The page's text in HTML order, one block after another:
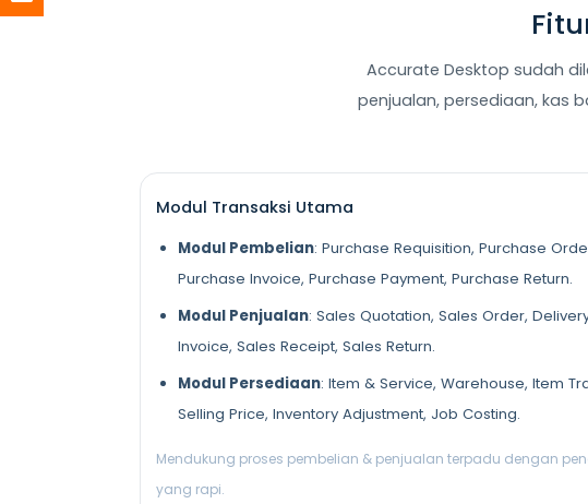
Accurate Desktop sudah
penjualan, persediaan, kas
Modul Transaksi Utama
Modul Pembelian: Purchase Requisition, Purchase
Purchase Invoice, Purchase Payment, Purchase Return.
Modul Penjualan: Sales Quotation, Sales Order,
Invoice, Sales Receipt, Sales Return.
Modul Persediaan: Item & Service, Warehouse, Item
Selling Price, Inventory Adjustment, Job Costing.
Mendukung proses pembelian & penjualan terpadu dengan
yang rapi.